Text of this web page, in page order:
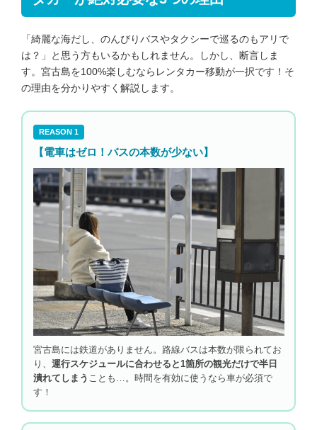
「綺麗な海だし、のんびりバスやタクシーで巡るのもアリで
は？」と思う方もいるかもしれません。しかし、断言しま
す。宮古島を100%楽しむならレンタカー移動が一択です！そ
の理由を分かりやすく解説します。
REASON 1
【電車はゼロ！バスの本数が少ない】
宮古島には鉄道がありません。路線バスは本数が限られてお
り、 運行スケジュールに合わせると1箇所の観光だけで半日
潰れてしまう ことも…。時間を有効に使うなら車が必須で
す！